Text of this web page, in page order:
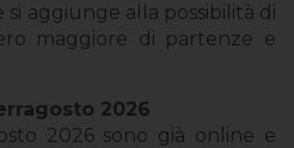
aggiunge alla possibilità di
maggiore di partenze e
2026
2026 sono già online e